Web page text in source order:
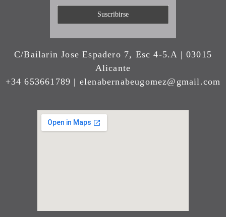
C/Bailarin Jose Espadero 7, Esc 4-5.A | 03015
Alicante
+34 653661789 | elenabernabeugomez@gmail.com